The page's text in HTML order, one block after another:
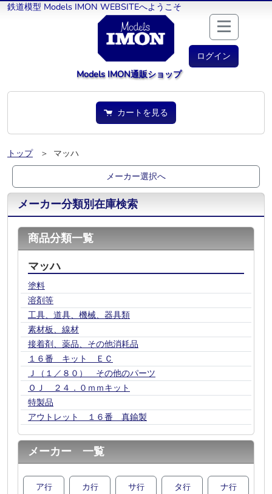
鉄道模型 Models IMON WEBSITEへようこそ
ログイン
Models IMON通販ショップ
カートを見る
トップ
＞ マッハ
メーカー選択へ
メーカー分類別在庫検索
商品分類一覧
マッハ
塗料
溶剤等
工具、道具、機械、器具類
素材板、線材
接着剤、薬品、その他消耗品
１６番 キット ＥＣ
Ｊ（１／８０） その他のパーツ
ＯＪ ２４．０ｍｍキット
特製品
アウトレット １６番 真鍮製
メーカー 一覧
ア行 カ行 サ行 タ行 ナ行